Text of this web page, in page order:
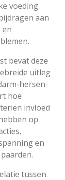
voeding
aan
en
bevat deze
uitleg
hersen-
hoe
invloed
op
en
tussen